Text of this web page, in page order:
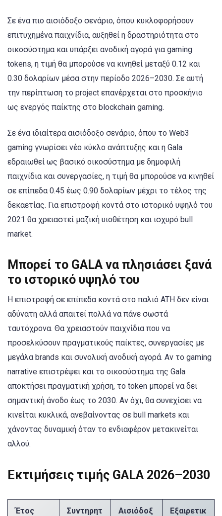
Σε ένα πιο αισιόδοξο σενάριο, όπου κυκλοφορήσουν
επιτυχημένα παιχνίδια, αυξηθεί η δραστηριότητα στο
οικοσύστημα και υπάρξει ανοδική αγορά για gaming
tokens, η τιμή θα μπορούσε να κινηθεί μεταξύ 0.12 και
0.30 δολαρίων μέσα στην περίοδο 2026–2030. Σε αυτή
την περίπτωση το project επανέρχεται στο προσκήνιο
ως ενεργός παίκτης στο blockchain gaming.
Σε ένα ιδιαίτερα αισιόδοξο σενάριο, όπου το Web3
gaming γνωρίσει νέο κύκλο ανάπτυξης και η Gala
εδραιωθεί ως βασικό οικοσύστημα με δημοφιλή
παιχνίδια και συνεργασίες, η τιμή θα μπορούσε να κινηθεί
σε επίπεδα 0.45 έως 0.90 δολαρίων μέχρι το τέλος της
δεκαετίας. Για επιστροφή κοντά στο ιστορικό υψηλό του
2021 θα χρειαστεί μαζική υιοθέτηση και ισχυρό bull
market.
Μπορεί το GALA να πλησιάσει ξανά
το ιστορικό υψηλό του
Η επιστροφή σε επίπεδα κοντά στο παλιό ATH δεν είναι
αδύνατη αλλά απαιτεί πολλά να πάνε σωστά
ταυτόχρονα. Θα χρειαστούν παιχνίδια που να
προσελκύσουν πραγματικούς παίκτες, συνεργασίες με
μεγάλα brands και συνολική ανοδική αγορά. Αν το gaming
narrative επιστρέψει και το οικοσύστημα της Gala
αποκτήσει πραγματική χρήση, το token μπορεί να δει
σημαντική άνοδο έως το 2030. Αν όχι, θα συνεχίσει να
κινείται κυκλικά, ανεβαίνοντας σε bull markets και
χάνοντας δυναμική όταν το ενδιαφέρον μετακινείται
αλλού.
Εκτιμήσεις τιμής GALA 2026–2030
Έτος Συντηρητ Αισιόδοξ Εξαιρετικ